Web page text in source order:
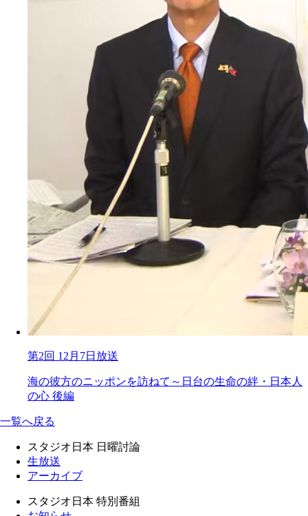
第2回 12月7日放送
海の彼方のニッポンを訪ねて～日台の生命の絆・日本人
の心 後編
一覧へ戻る
スタジオ日本 日曜討論
生放送
アーカイブ
スタジオ日本 特別番組